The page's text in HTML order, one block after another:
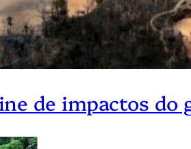
de impactos do